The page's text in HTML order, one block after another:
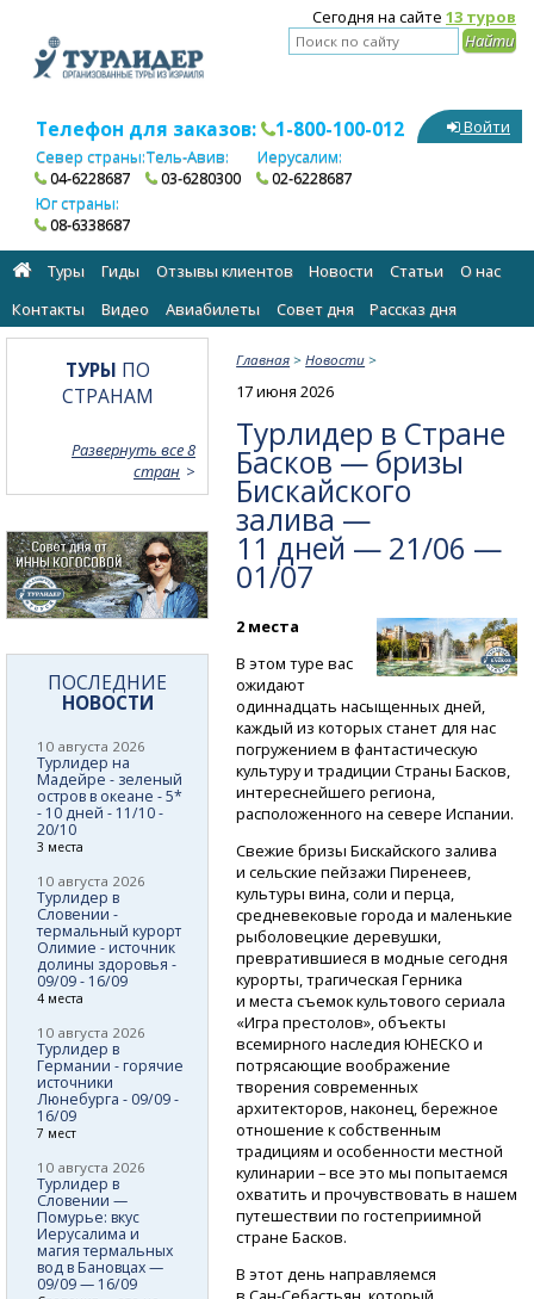
Сегодня на сайте 13 туров
Телефон для заказов: 1-800-100-012
Север страны:
04-6228687
Тель-Авив:
03-6280300
Иерусалим:
02-6228687
Юг страны:
08-6338687
Войти
Туры Гиды Отзывы клиентов Новости Статьи
О нас
Контакты
Видео Авиабилеты Cовет дня Рассказ дня
Главная >Новости >
17 июня 2026
Турлидер в Стране
Басков — бризы
Бискайского
залива —
11 дней — 21/06 —
01/07
2 места
В этом туре вас
ожидают
одиннадцать насыщенных дней,
каждый из которых станет для нас
погружением в фантастическую
культуру и традиции Страны Басков,
интереснейшего региона,
расположенного на севере Испании.
Свежие бризы Бискайского залива
и сельские пейзажи Пиренеев,
культуры вина, соли и перца,
средневековые города и маленькие
рыболовецкие деревушки,
превратившиеся в модные сегодня
курорты, трагическая Герника
и места съемок культового сериала
«Игра престолов», объекты
всемирного наследия ЮНЕСКО и
потрясающие воображение
творения современных
архитекторов, наконец, бережное
отношение к собственным
традициям и особенности местной
кулинарии – все это мы попытаемся
охватить и прочувствовать в нашем
путешествии по гостеприимной
стране Басков.
В этот день направляемся
ТУРЫ ПО
СТРАНАМ
Развернуть все 8
стран
ПОСЛЕДНИЕ
НОВОСТИ
10 августа 2026
Турлидер на
Мадейре - зеленый
остров в океане - 5*
- 10 дней - 11/10 -
20/10
3 места
10 августа 2026
Турлидер в
Словении -
термальный курорт
Олимие - источник
долины здоровья -
09/09 - 16/09
4 места
10 августа 2026
Турлидер в
Германии - горячие
источники
Люнебурга - 09/09 -
16/09
7 мест
10 августа 2026
Турлидер в
Словении —
Помурье: вкус
Иерусалима и
магия термальных
вод в Бановцах —
09/09 — 16/09